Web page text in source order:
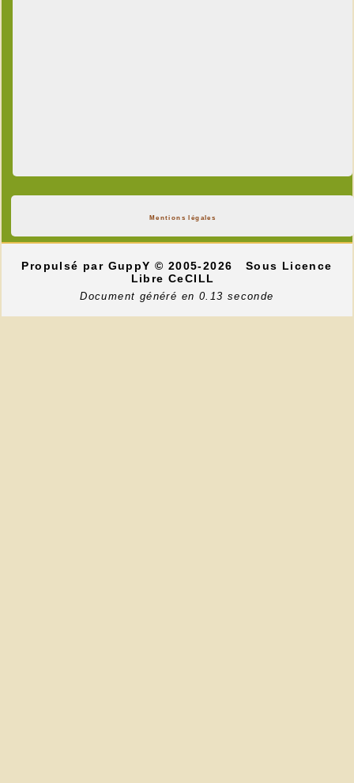
Mentions légales
Propulsé par GuppY© 2005-2026
Sous Licence
Libre CeCILL
Document généré en 0.13 seconde